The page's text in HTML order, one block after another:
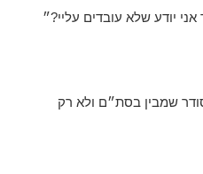
יודע שלא עובדים עליי?״
שמבין בסת״ם ולא רק